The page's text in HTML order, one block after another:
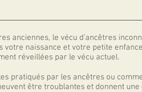
anciennes, le vécu d'ancêtres
naissance et votre petite
réveillées par le vécu actuel.
pratiqués par les ancêtres ou
être troublantes et donnent